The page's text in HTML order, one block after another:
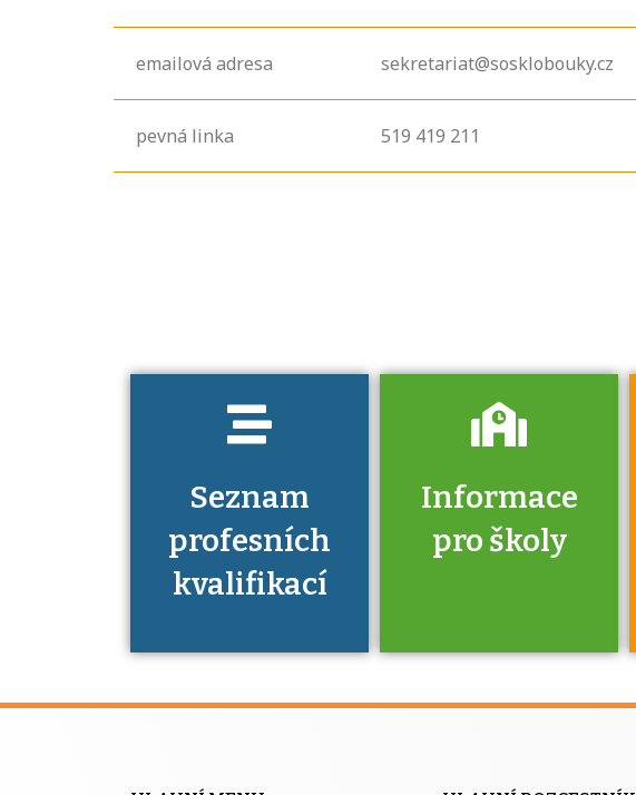
emailová adresa sekretariat@sosklobouky.cz
pevná linka 519 419 211
Seznam
profesních
kvalifikací
Projděte si
seznam
Informace
pro školy
Víte, že jako škola